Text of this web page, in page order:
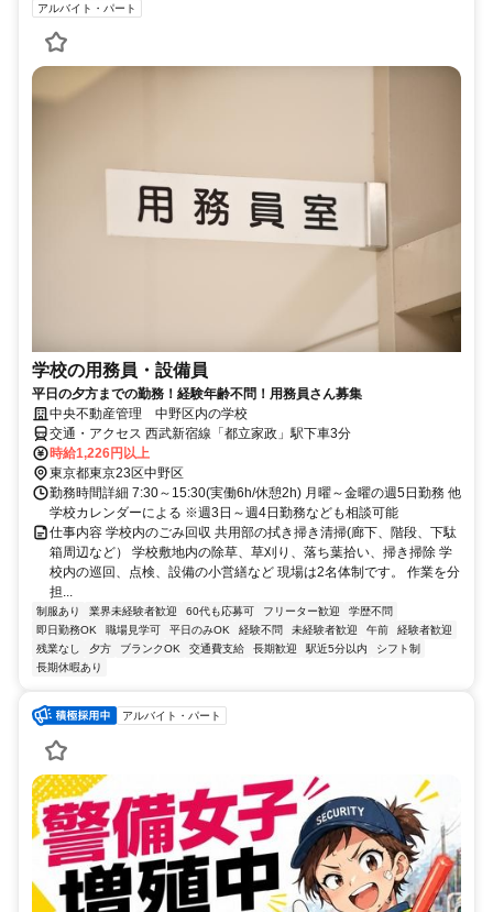
アルバイト・パート
学校の用務員・設備員
平日の夕方までの勤務！経験年齢不問！用務員さん募集
中央不動産管理 中野区内の学校
交通・アクセス 西武新宿線「都立家政」駅下車3分
時給1,226円以上
東京都東京23区中野区
勤務時間詳細 7:30～15:30(実働6h/休憩2h) 月曜～金曜の週5日勤務 他
学校カレンダーによる ※週3日～週4日勤務なども相談可能
仕事内容 学校内のごみ回収 共用部の拭き掃き清掃(廊下、階段、下駄
箱周辺など） 学校敷地内の除草、草刈り、落ち葉拾い、掃き掃除 学
校内の巡回、点検、設備の小営繕など 現場は2名体制です。 作業を分
担...
制服あり 業界未経験者歓迎 60代も応募可 フリーター歓迎
学歴不問
即日勤務OK
職場見学可 平日のみOK 経験不問 未経験者歓迎 午前
経験者歓迎
残業なし
夕方 ブランクOK 交通費支給 長期歓迎 駅近5分以内
シフト制
長期休暇あり
アルバイト・パート